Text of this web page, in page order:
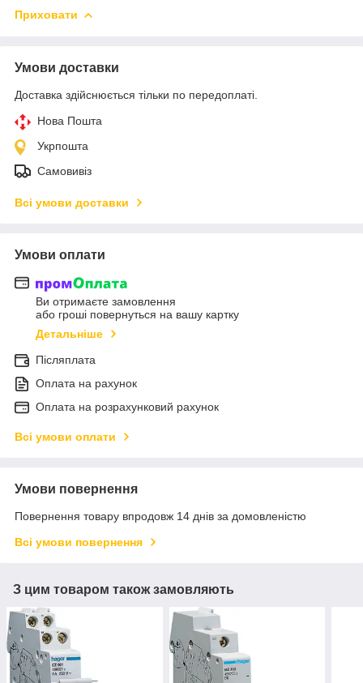
Приховати
Умови доставки
Доставка здійснюється тільки по передоплаті.
Нова Пошта
Укрпошта
Самовивіз
Всі умови доставки
Умови оплати
Ви отримаєте замовлення
або гроші повернуться на вашу картку
Детальніше
Післяплата
Оплата на рахунок
Оплата на розрахунковий рахунок
Всі умови оплати
Умови повернення
Повернення товару впродовж 14 днів за домовленістю
Всі умови повернення
З цим товаром також замовляють